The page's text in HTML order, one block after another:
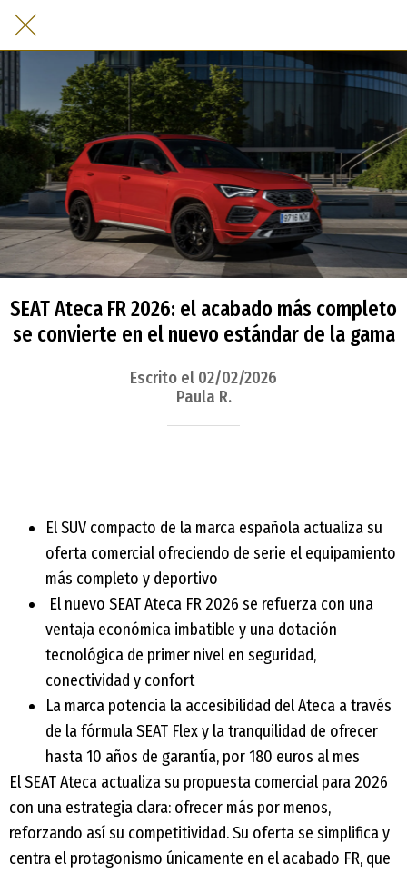
SEAT Ateca FR 2026: el acabado más completo
se convierte en el nuevo estándar de la gama
Escrito el 02/02/2026
Paula R.
El SUV compacto de la marca española actualiza su
oferta comercial ofreciendo de serie el equipamiento
más completo y deportivo
El nuevo SEAT Ateca FR 2026 se refuerza con una
ventaja económica imbatible y una dotación
tecnológica de primer nivel en seguridad,
conectividad y confort
La marca potencia la accesibilidad del Ateca a través
de la fórmula SEAT Flex y la tranquilidad de ofrecer
hasta 10 años de garantía, por 180 euros al mes
El SEAT Ateca actualiza su propuesta comercial para 2026
con una estrategia clara: ofrecer más por menos,
reforzando así su competitividad. Su oferta se simplifica y
centra el protagonismo únicamente en el acabado FR, que